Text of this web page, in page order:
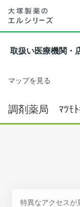
取扱い医療機関・
マップを見る
調剤薬局 ﾏﾂﾓ
特異なアクセスが